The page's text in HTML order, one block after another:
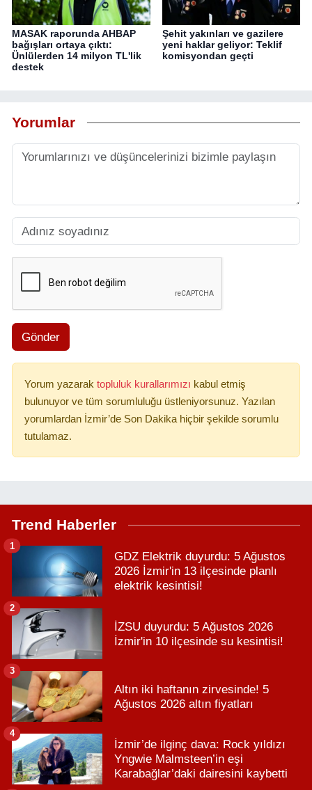
MASAK raporunda AHBAP
bağışları ortaya çıktı:
Ünlülerden 14 milyon TL'lik
destek
Şehit yakınları ve gazilere
yeni haklar geliyor: Teklif
komisyondan geçti
Yorumlar
Gönder
Yorum yazarak topluluk kurallarımızı kabul etmiş
bulunuyor ve tüm sorumluluğu üstleniyorsunuz. Yazılan
yorumlardan İzmir’de Son Dakika hiçbir şekilde sorumlu
tutulamaz.
Trend Haberler
GDZ Elektrik duyurdu: 5 Ağustos
2026 İzmir'in 13 ilçesinde planlı
elektrik kesintisi!
1
İZSU duyurdu: 5 Ağustos 2026
İzmir'in 10 ilçesinde su kesintisi!
2
Altın iki haftanın zirvesinde! 5
Ağustos 2026 altın fiyatları
3
İzmir’de ilginç dava: Rock yıldızı
Yngwie Malmsteen’in eşi
Karabağlar’daki dairesini kaybetti
4